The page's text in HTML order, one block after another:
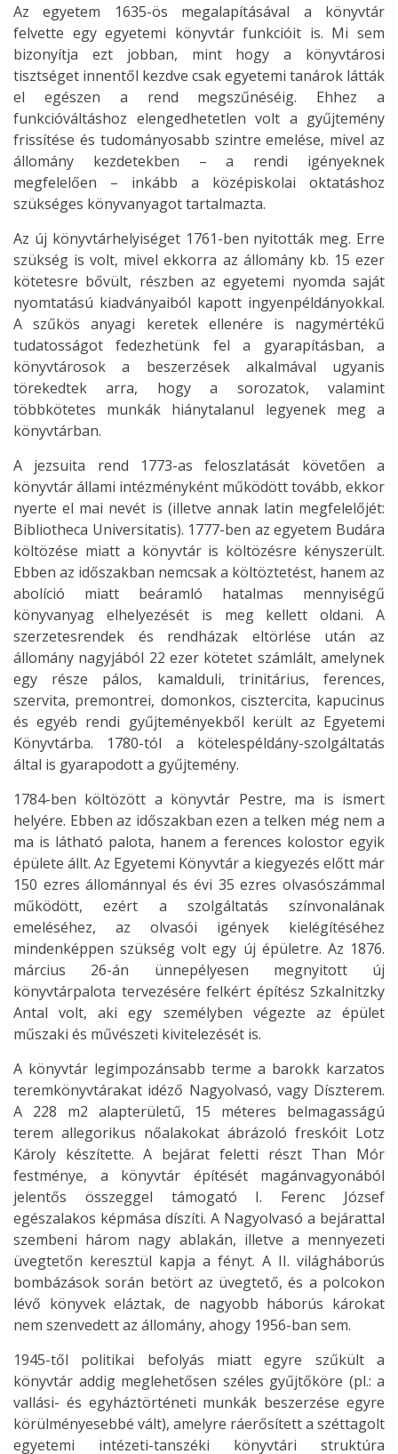
Az egyetem 1635-ös megalapításával a könyvtár
felvette egy egyetemi könyvtár funkcióit is. Mi sem
bizonyítja ezt jobban, mint hogy a könyvtárosi
tisztséget innentől kezdve csak egyetemi tanárok látták
el egészen a rend megszűnéséig. Ehhez a
funkcióváltáshoz elengedhetetlen volt a gyűjtemény
frissítése és tudományosabb szintre emelése, mivel az
állomány kezdetekben – a rendi igényeknek
megfelelően – inkább a középiskolai oktatáshoz
szükséges könyvanyagot tartalmazta.
Az új könyvtárhelyiséget 1761-ben nyitották meg. Erre
szükség is volt, mivel ekkorra az állomány kb. 15 ezer
kötetesre bővült, részben az egyetemi nyomda saját
nyomtatású kiadványaiból kapott ingyenpéldányokkal.
A szűkös anyagi keretek ellenére is nagymértékű
tudatosságot fedezhetünk fel a gyarapításban, a
könyvtárosok a beszerzések alkalmával ugyanis
törekedtek arra, hogy a sorozatok, valamint
többkötetes munkák hiánytalanul legyenek meg a
könyvtárban.
A jezsuita rend 1773-as feloszlatását követően a
könyvtár állami intézményként működött tovább, ekkor
nyerte el mai nevét is (illetve annak latin megfelelőjét:
Bibliotheca Universitatis). 1777-ben az egyetem Budára
költözése miatt a könyvtár is költözésre kényszerült.
Ebben az időszakban nemcsak a költöztetést, hanem az
abolíció miatt beáramló hatalmas mennyiségű
könyvanyag elhelyezését is meg kellett oldani. A
szerzetesrendek és rendházak eltörlése után az
állomány nagyjából 22 ezer kötetet számlált, amelynek
egy része pálos, kamalduli, trinitárius, ferences,
szervita, premontrei, domonkos, cisztercita, kapucinus
és egyéb rendi gyűjteményekből került az Egyetemi
Könyvtárba. 1780-tól a kötelespéldány-szolgáltatás
által is gyarapodott a gyűjtemény.
1784-ben költözött a könyvtár Pestre, ma is ismert
helyére. Ebben az időszakban ezen a telken még nem a
ma is látható palota, hanem a ferences kolostor egyik
épülete állt. Az Egyetemi Könyvtár a kiegyezés előtt már
150 ezres állománnyal és évi 35 ezres olvasószámmal
működött, ezért a szolgáltatás színvonalának
emeléséhez, az olvasói igények kielégítéséhez
mindenképpen szükség volt egy új épületre. Az 1876.
március 26-án ünnepélyesen megnyitott új
könyvtárpalota tervezésére felkért építész Szkalnitzky
Antal volt, aki egy személyben végezte az épület
műszaki és művészeti kivitelezését is.
A könyvtár legimpozánsabb terme a barokk karzatos
teremkönyvtárakat idéző Nagyolvasó, vagy Díszterem.
A 228 m2 alapterületű, 15 méteres belmagasságú
terem allegorikus nőalakokat ábrázoló freskóit Lotz
Károly készítette. A bejárat feletti részt Than Mór
festménye, a könyvtár építését magánvagyonából
jelentős összeggel támogató I. Ferenc József
egészalakos képmása díszíti. A Nagyolvasó a bejárattal
szembeni három nagy ablakán, illetve a mennyezeti
üvegtetőn keresztül kapja a fényt. A II. világháborús
bombázások során betört az üvegtető, és a polcokon
lévő könyvek eláztak, de nagyobb háborús károkat
nem szenvedett az állomány, ahogy 1956-ban sem.
1945-től politikai befolyás miatt egyre szűkült a
könyvtár addig meglehetősen széles gyűjtőköre (pl.: a
vallási- és egyháztörténeti munkák beszerzése egyre
körülményesebbé vált), amelyre ráerősített a széttagolt
egyetemi intézeti-tanszéki könyvtári struktúra